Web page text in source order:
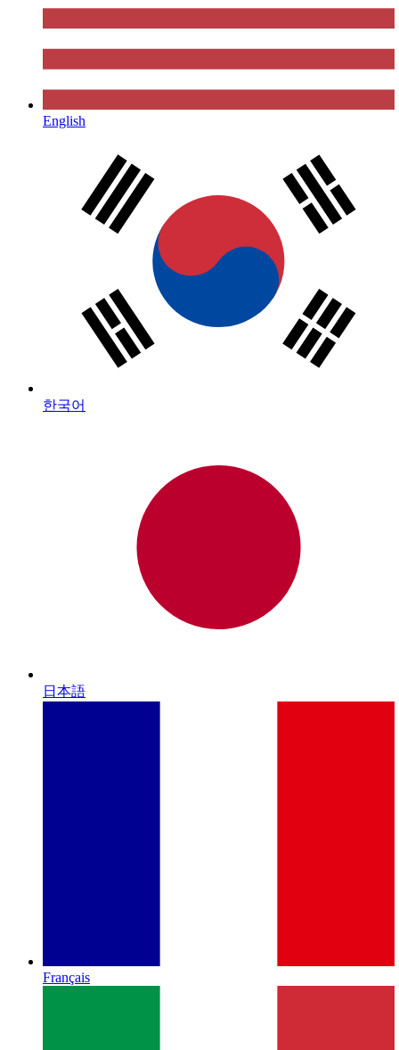
English
한국어
日本語
Français